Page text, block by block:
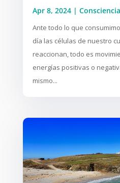
Apr 8, 2024| Consciencia
Ante todo lo que
día las células de nuestro
reaccionan, todo es
energías positivas o
mismo...